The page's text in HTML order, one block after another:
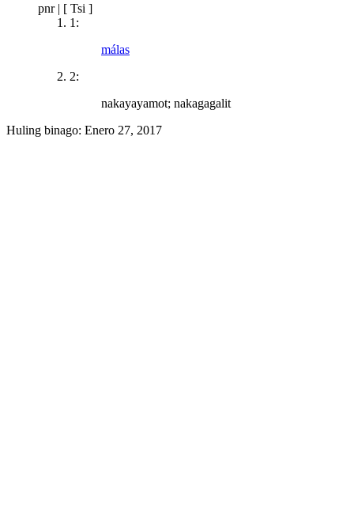
pnr | [ Tsi ]
1:
málas
2:
nakayayamot; nakagagalit
Huling binago: Enero 27, 2017